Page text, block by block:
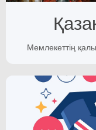
Мемлекеттің